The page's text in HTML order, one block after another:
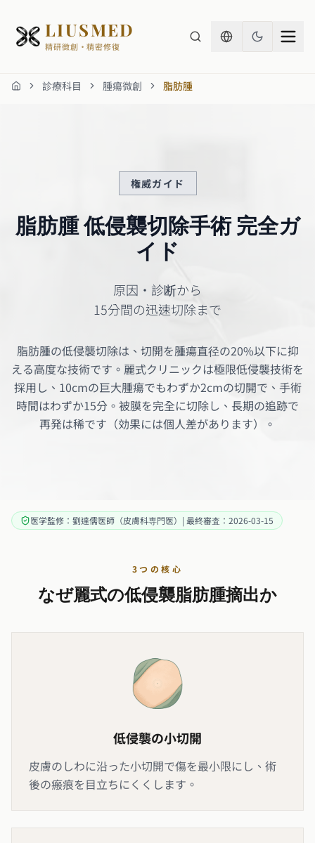
LIUSMED
精研微創・精密修復
ホーム 診療科目 腫瘍微創 脂肪腫
権威ガイド
脂肪腫 低侵襲切除手術 完全ガ
イド
原因・診断から
15分間の迅速切除まで
脂肪腫の低侵襲切除は、切開を腫瘍直径の20%以下に抑
える高度な技術です。麗式クリニックは極限低侵襲技術を
採用し、10cmの巨大腫瘍でもわずか2cmの切開で、手術
時間はわずか15分。被膜を完全に切除し、長期の追跡で
再発は稀です（効果には個人差があります）。
医学監修：劉達儒医師（皮膚科専門医）| 最終審査：2026-03-15
3つの核心
なぜ麗式の低侵襲脂肪腫摘出か
低侵襲の小切開
皮膚のしわに沿った小切開で傷を最小限にし、術
後の瘢痕を目立ちにくくします。